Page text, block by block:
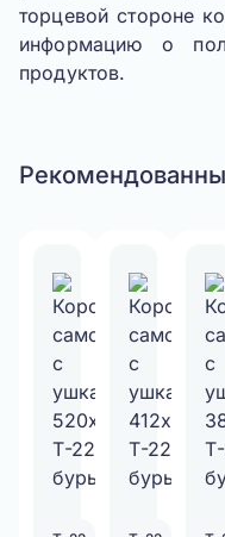
торцевой стороне
информацию о
продуктов.